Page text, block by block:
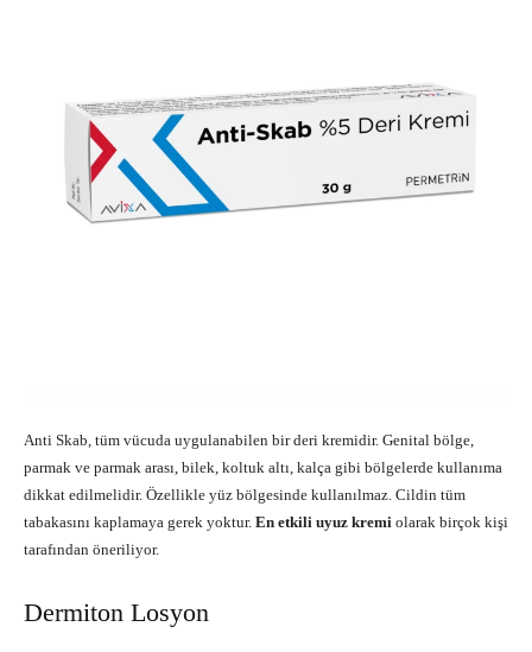
Anti Skab, tüm vücuda uygulanabilen bir deri kremidir. Genital bölge,
parmak ve parmak arası, bilek, koltuk altı, kalça gibi bölgelerde kullanıma
dikkat edilmelidir. Özellikle yüz bölgesinde kullanılmaz. Cildin tüm
tabakasını kaplamaya gerek yoktur. En etkili uyuz kremi olarak birçok kişi
tarafından öneriliyor.
Dermiton Losyon